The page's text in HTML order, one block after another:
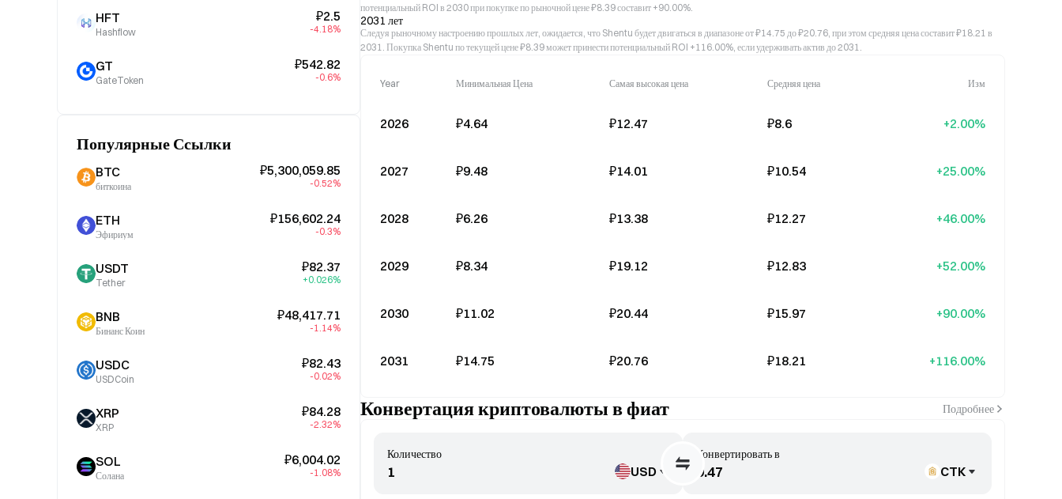
HFT
Hashflow
₽2.5
-4.18%
GT
GateToken
₽542.82
-0.6%
Популярные Ссылки
BTC
биткоина
₽5,300,059.85
-0.52%
ETH
Эфириум
₽156,602.24
-0.3%
USDT
Tether
₽82.37
+0.026%
BNB
Бинанс Коин
₽48,417.71
-1.14%
USDC
USDCoin
₽82.43
-0.02%
XRP
XRP
₽84.28
-2.32%
SOL
Солана
₽6,004.02
-1.08%
потенциальный ROI в 2030 при покупке по рыночной цене ₽8.39 составит +90.00%.
2031 лет
Следуя рыночному настроению прошлых лет, ожидается, что Shentu будет двигаться в диапазоне от ₽14.75 до ₽20.76, при этом средняя цена составит ₽18.21 в
2031. Покупка Shentu по текущей цене ₽8.39 может принести потенциальный ROI +116.00%, если удерживать актив до 2031.
Year Минимальная Цена Самая высокая цена Средняя цена Изм
2026 ₽4.64 ₽12.47 ₽8.6 +2.00%
2027 ₽9.48 ₽14.01 ₽10.54 +25.00%
2028 ₽6.26 ₽13.38 ₽12.27 +46.00%
2029 ₽8.34 ₽19.12 ₽12.83 +52.00%
2030 ₽11.02 ₽20.44 ₽15.97 +90.00%
2031 ₽14.75 ₽20.76 ₽18.21 +116.00%
Конвертация криптовалюты в фиат Подробнее
Конвертировать в
CTK
Количество
USD